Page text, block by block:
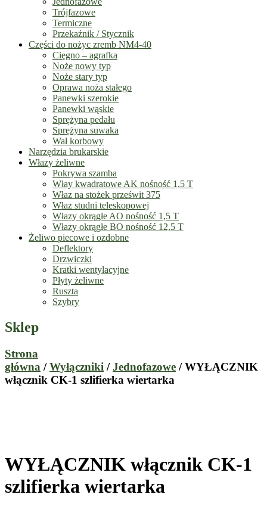
Trójfazowe
Termiczne
Przekaźnik / Stycznik
Części do nożyc zremb NM4-40
Cięgno – agrafka
Noże nowy typ
Noże stary typ
Oprawa noża stałego
Panewki szerokie
Panewki wąskie
Sprężyna pedału
Sprężyna suwaka
Wał korbowy
Narzędzia brukarskie
Włazy żeliwne
Pokrywa szamba
Włay kwadratowe AK nośność 1,5 T
Właz na stożek prześwit 375
Właz studni teleskopowej
Włazy okrągłe AO nośność 1,5 T
Włazy okrągłe BO nośność 12,5 T
Żeliwo piecowe i ozdobne
Deflektory
Drzwiczki
Kratki wentylacyjne
Płyty żeliwne
Ruszta
Szybry
Sklep
Strona
główna /Wyłączniki /Jednofazowe / WYŁĄCZNIK
włącznik CK-1 szlifierka wiertarka
WYŁĄCZNIK włącznik CK-1
szlifierka wiertarka